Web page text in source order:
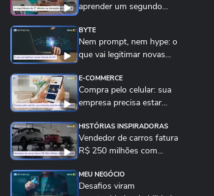
aprender um segundo
BYTE
Nem prompt, nem hype: o
que vai legitimar novas
E-COMMERCE
Compra pelo celular: sua
empresa precisa estar
HISTÓRIAS INSPIRADORAS
Vendedor de carros fatura
R$ 250 milhões com
MEU NEGÓCIO
Desafios viram